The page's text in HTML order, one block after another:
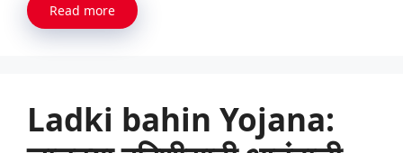
Read more
Ladki bahin Yojana: